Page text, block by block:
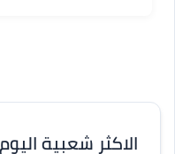
الاكثر شعبية اليوم